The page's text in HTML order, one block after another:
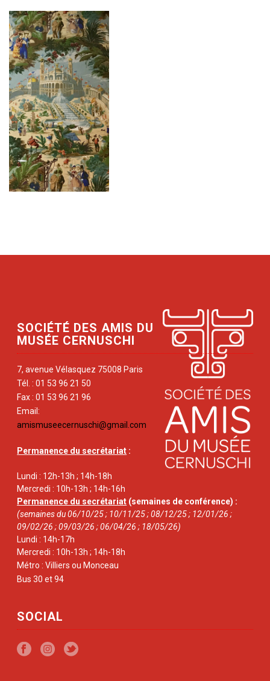
SOCIÉTÉ DES AMIS DU
MUSÉE CERNUSCHI
7, avenue Vélasquez 75008 Paris
Tél. : 01 53 96 21 50
Fax : 01 53 96 21 96
Email:
amismuseecernuschi@gmail.com
Permanence du secrétariat :
Lundi : 12h-13h ; 14h-18h
Mercredi : 10h-13h ; 14h-16h
Permanence du secrétariat (semaines de conférence) :
(semaines du 06/10/25 ; 10/11/25 ; 08/12/25 ; 12/01/26 ;
09/02/26 ; 09/03/26 ; 06/04/26 ; 18/05/26)
Lundi : 14h-17h
Mercredi : 10h-13h ; 14h-18h
Métro : Villiers ou Monceau
Bus 30 et 94
SOCIAL